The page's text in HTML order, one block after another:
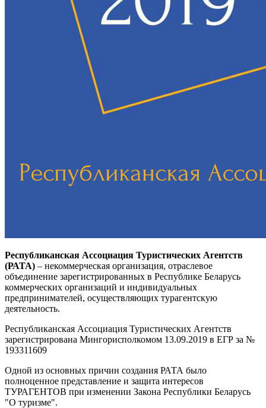
Республиканская Ассоциация Туристических Агентств
(РАТА) – некоммерческая организация, отраслевое
объединение зарегистрированных в Республике Беларусь
коммерческих организаций и индивидуальных
предпринимателей, осуществляющих турагентскую
деятельность.
Республиканская Ассоциация Туристических Агентств
зарегистрирована Мингорисполкомом 13.09.2019 в ЕГР за №
193311609
Одной из основных причин создания РАТА было
полноценное представление и защита интересов
ТУРАГЕНТОВ при изменении Закона Республики Беларусь
"О туризме".